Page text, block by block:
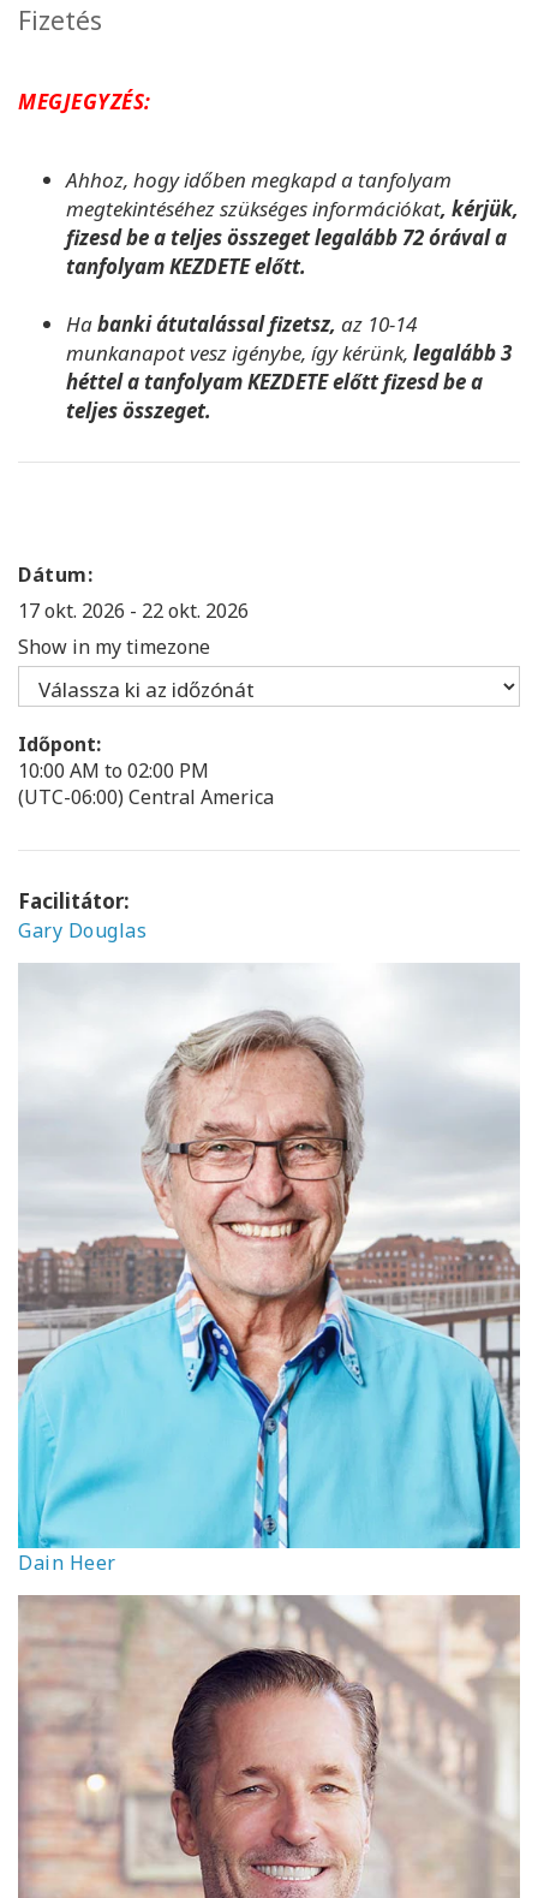
Fizetés
MEGJEGYZÉS:
Ahhoz, hogy időben megkapd a tanfolyam
megtekintéséhez szükséges információkat, kérjük,
fizesd be a teljes összeget legalább 72 órával a
tanfolyam KEZDETE előtt.
Habanki átutalással fizetsz, az 10-14
munkanapot vesz igénybe, így kérünk, legalább 3
héttel a tanfolyam KEZDETE előtt fizesd be a
teljes összeget.
Dátum:
17 okt. 2026 - 22 okt. 2026
Show in my timezone
Időpont:
10:00 AM to 02:00 PM
(UTC-06:00) Central America
Facilitátor:
Gary Douglas
Dain Heer